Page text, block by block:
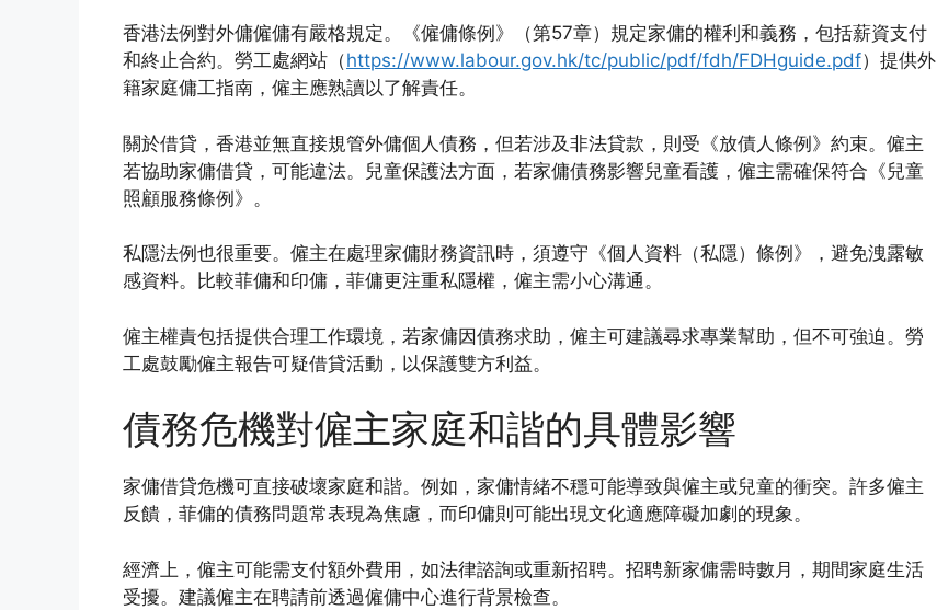
香港法例對外傭僱傭有嚴格規定。《僱傭條例》（第57章）規定家傭的權利和義務，包括薪資支付
和終止合約。勞工處網站（https://www.labour.gov.hk/tc/public/pdf/fdh/FDHguide.pdf）提供外
籍家庭傭工指南，僱主應熟讀以了解責任。
關於借貸，香港並無直接規管外傭個人債務，但若涉及非法貸款，則受《放債人條例》約束。僱主
若協助家傭借貸，可能違法。兒童保護法方面，若家傭債務影響兒童看護，僱主需確保符合《兒童
照顧服務條例》。
私隱法例也很重要。僱主在處理家傭財務資訊時，須遵守《個人資料（私隱）條例》，避免洩露敏
感資料。比較菲傭和印傭，菲傭更注重私隱權，僱主需小心溝通。
僱主權責包括提供合理工作環境，若家傭因債務求助，僱主可建議尋求專業幫助，但不可強迫。勞
工處鼓勵僱主報告可疑借貸活動，以保護雙方利益。
債務危機對僱主家庭和諧的具體影響
家傭借貸危機可直接破壞家庭和諧。例如，家傭情緒不穩可能導致與僱主或兒童的衝突。許多僱主
反饋，菲傭的債務問題常表現為焦慮，而印傭則可能出現文化適應障礙加劇的現象。
經濟上，僱主可能需支付額外費用，如法律諮詢或重新招聘。招聘新家傭需時數月，期間家庭生活
受擾。建議僱主在聘請前透過僱傭中心進行背景檢查。